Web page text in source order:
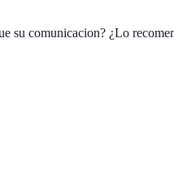
su comunicacion? ¿Lo